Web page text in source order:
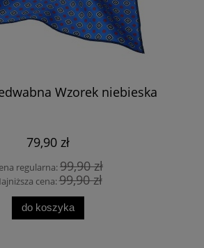
Wzorek niebieska
79,90 zł
regularna:99,90 zł
cena:99,90 zł
do koszyka